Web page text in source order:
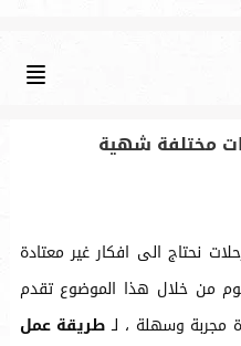
مختلفة شهية
نحتاج الى افكار غير معتادة
من خلال هذا الموضوع تقدم
مجربة وسهلة ، لـطريقة عمل